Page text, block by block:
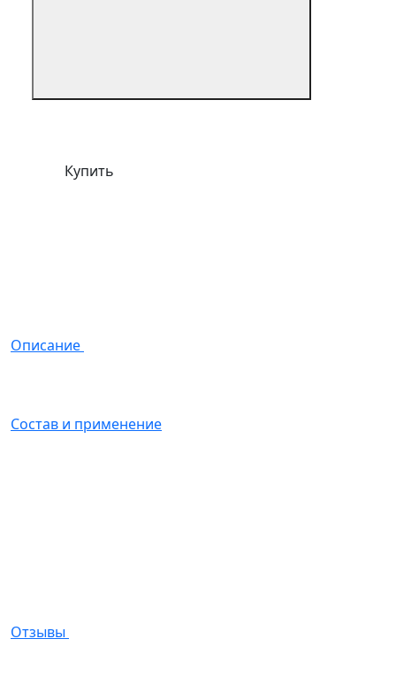
Купить
Описание
Состав и применение
Отзывы